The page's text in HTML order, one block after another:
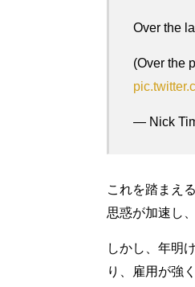
Over the
(Over the
— Nick
これを踏まえ
思惑が加速し
しかし、年明
り、雇用が強